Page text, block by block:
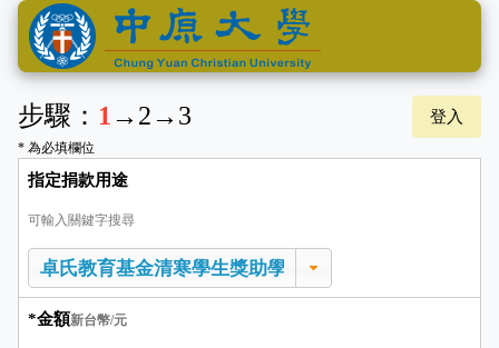
步驟： 1→ 2→ 3 登入
* 為必填欄位
指定捐款用途
可輸入關鍵字搜尋
*金額新台幣/元